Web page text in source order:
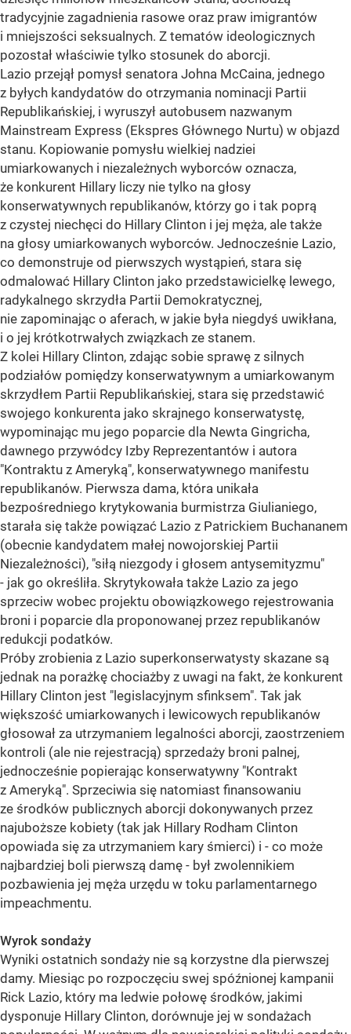
tradycyjnie zagadnienia rasowe oraz praw imigrantów
i mniejszości seksualnych. Z tematów ideologicznych
pozostał właściwie tylko stosunek do aborcji.
Lazio przejął pomysł senatora Johna McCaina, jednego
z byłych kandydatów do otrzymania nominacji Partii
Republikańskiej, i wyruszył autobusem nazwanym
Mainstream Express (Ekspres Głównego Nurtu) w objazd
stanu. Kopiowanie pomysłu wielkiej nadziei
umiarkowanych i niezależnych wyborców oznacza,
że konkurent Hillary liczy nie tylko na głosy
konserwatywnych republikanów, którzy go i tak poprą
z czystej niechęci do Hillary Clinton i jej męża, ale także
na głosy umiarkowanych wyborców. Jednocześnie Lazio,
co demonstruje od pierwszych wystąpień, stara się
odmalować Hillary Clinton jako przedstawicielkę lewego,
radykalnego skrzydła Partii Demokratycznej,
nie zapominając o aferach, w jakie była niegdyś uwikłana,
i o jej krótkotrwałych związkach ze stanem.
Z kolei Hillary Clinton, zdając sobie sprawę z silnych
podziałów pomiędzy konserwatywnym a umiarkowanym
skrzydłem Partii Republikańskiej, stara się przedstawić
swojego konkurenta jako skrajnego konserwatystę,
wypominając mu jego poparcie dla Newta Gingricha,
dawnego przywódcy Izby Reprezentantów i autora
"Kontraktu z Ameryką", konserwatywnego manifestu
republikanów. Pierwsza dama, która unikała
bezpośredniego krytykowania burmistrza Giulianiego,
starała się także powiązać Lazio z Patrickiem Buchananem
(obecnie kandydatem małej nowojorskiej Partii
Niezależności), "siłą niezgody i głosem antysemityzmu"
- jak go określiła. Skrytykowała także Lazio za jego
sprzeciw wobec projektu obowiązkowego rejestrowania
broni i poparcie dla proponowanej przez republikanów
redukcji podatków.
Próby zrobienia z Lazio superkonserwatysty skazane są
jednak na porażkę chociażby z uwagi na fakt, że konkurent
Hillary Clinton jest "legislacyjnym sfinksem". Tak jak
większość umiarkowanych i lewicowych republikanów
głosował za utrzymaniem legalności aborcji, zaostrzeniem
kontroli (ale nie rejestracją) sprzedaży broni palnej,
jednocześnie popierając konserwatywny "Kontrakt
z Ameryką". Sprzeciwia się natomiast finansowaniu
ze środków publicznych aborcji dokonywanych przez
najuboższe kobiety (tak jak Hillary Rodham Clinton
opowiada się za utrzymaniem kary śmierci) i - co może
najbardziej boli pierwszą damę - był zwolennikiem
pozbawienia jej męża urzędu w toku parlamentarnego
impeachmentu.
Wyrok sondaży
Wyniki ostatnich sondaży nie są korzystne dla pierwszej
damy. Miesiąc po rozpoczęciu swej spóźnionej kampanii
Rick Lazio, który ma ledwie połowę środków, jakimi
dysponuje Hillary Clinton, dorównuje jej w sondażach